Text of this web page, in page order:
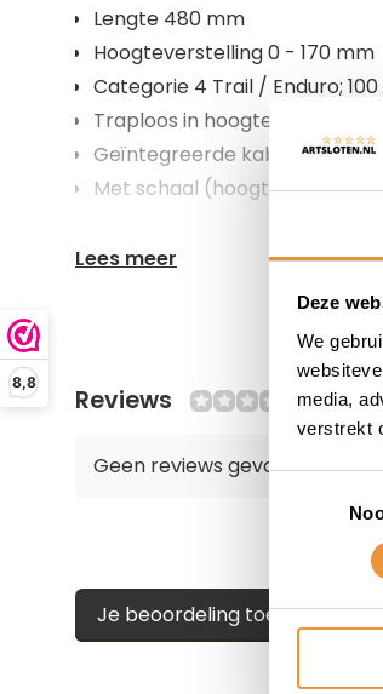
Deze
We
media,
verstrekt
8,8
Lengte 480 mm
Hoogteverstelling 0 - 170 mm
Categorie 4 Trail / Enduro;
Traploos in hoogte
Geïntegreerde kabelgeleiding
Met schaal
Lees meer
Reviews 0/10
Geen reviews gevonden
Je beoordeling toevoegen